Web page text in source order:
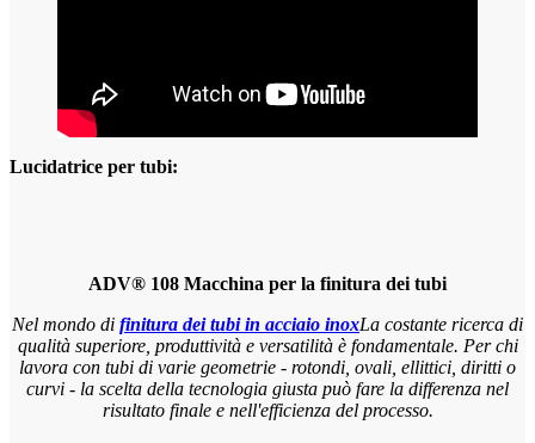
Lucidatrice per tubi:
ADV® 108 Macchina per la finitura dei tubi
Nel mondo di finitura dei tubi in acciaio inoxLa costante ricerca di
qualità superiore, produttività e versatilità è fondamentale. Per chi
lavora con tubi di varie geometrie - rotondi, ovali, ellittici, diritti o
curvi - la scelta della tecnologia giusta può fare la differenza nel
risultato finale e nell'efficienza del processo.